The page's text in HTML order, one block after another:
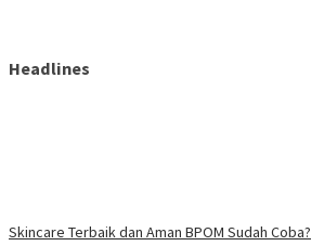
Headlines
Skincare Terbaik dan Aman BPOM Sudah Coba?